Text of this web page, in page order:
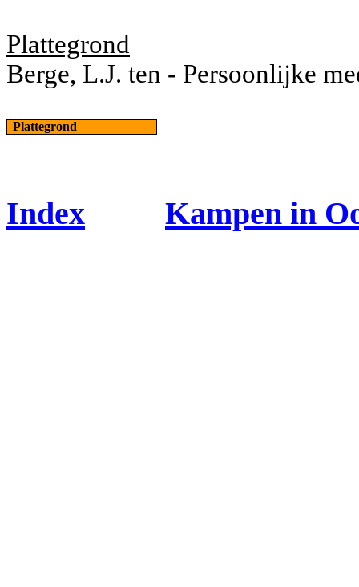
Plattegrond
Berge, L.J. ten - Persoonlijke
Plattegrond
Index Kampen in